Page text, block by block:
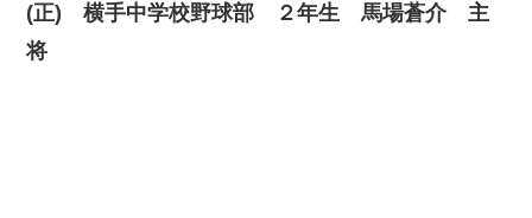
(正) 横手中学校野球部 ２年生 馬場蒼介 主
将